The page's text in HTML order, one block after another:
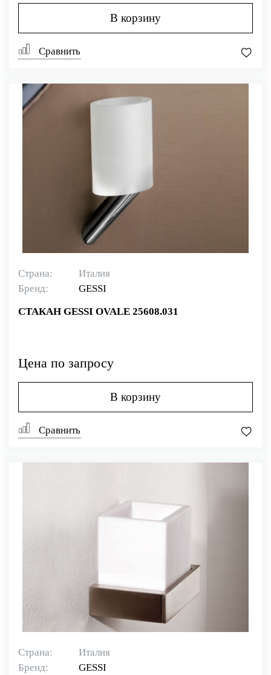
В корзину
Сравнить
Страна:
Италия
Бренд:
GESSI
СТАКАН GESSI OVALE 25608.031
Цена по запросу
В корзину
Сравнить
Страна:
Италия
Бренд:
GESSI